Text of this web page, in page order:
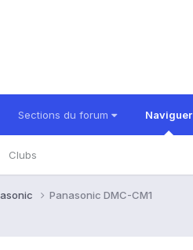
Sections du forum Naviguer
Clubs
Panasonic DMC-CM1